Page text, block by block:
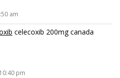
am
celecoxib 200mg canada
pm